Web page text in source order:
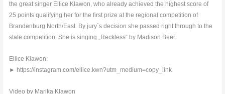
the great singer Ellice Klawon, who already achieved the highest score of
25 points qualifying her for the first prize at the regional competition of
Brandenburg North/East. By jury´s decision she passed right through to the
state competition. She is singing „Reckless“ by Madison Beer.
Ellice Klawon:
► https://instagram.com/ellice.kwn?utm_medium=copy_link
Video by Marika Klawon